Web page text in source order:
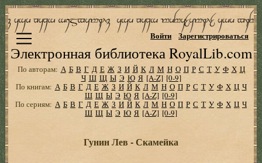
Электронная библиотека RoyalLib.com
Войти Зарегистрироваться
По авторам: А Б В Г Д Е Ж З И Й К Л М Н О П Р С Т У Ф Х Ц
Ч Ш Щ Ы Э Ю Я [A-Z] [0-9]
По книгам: А Б В Г Д Е Ж З И Й К Л М Н О П Р С Т У Ф Х Ц Ч
Ш Щ Ы Э Ю Я [A-Z] [0-9]
По сериям: А Б В Г Д Е Ж З И Й К Л М Н О П Р С Т У Ф Х Ц Ч
Ш Щ Ы Э Ю Я [A-Z] [0-9]
Гунин Лев - Скамейка